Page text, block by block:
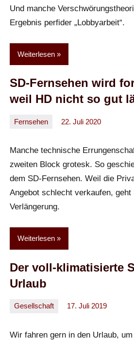
Und manche
Ergebnis perfider „Lobbyarbeit“.
Weiterlesen
SD-Fernsehen wird
weil HD nicht so gut
Fernsehen 22. Juli 2020
Manche technische
zweiten Block grotesk. So
dem SD-Fernsehen. Weil die
Angebot schlecht verkaufen, geht
Verlängerung.
Weiterlesen
Der voll-klimatisierte
Urlaub
Gesellschaft 17. Juli 2019
Wir fahren gern in den Urlaub,